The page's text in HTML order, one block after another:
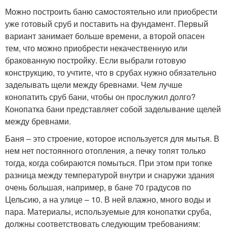
Можно построить баню самостоятельно или приобрести
уже готовый сруб и поставить на фундамент. Первый
вариант занимает больше времени, а второй опасен
тем, что можно приобрести некачественную или
бракованную постройку. Если выбрали готовую
конструкцию, то учтите, что в срубах нужно обязательно
заделывать щели между бревнами. Чем лучше
конопатить сруб бани, чтобы он прослужил долго?
Конопатка бани представляет собой заделывание щелей
между бревнами.
Баня – это строение, которое используется для мытья. В
нем нет постоянного отопления, а печку топят только
тогда, когда собираются помыться. При этом при топке
разница между температурой внутри и снаружи здания
очень большая, например, в бане 70 градусов по
Цельсию, а на улице – 10. В ней влажно, много воды и
пара. Материалы, используемые для конопатки сруба,
должны соответствовать следующим требованиям: